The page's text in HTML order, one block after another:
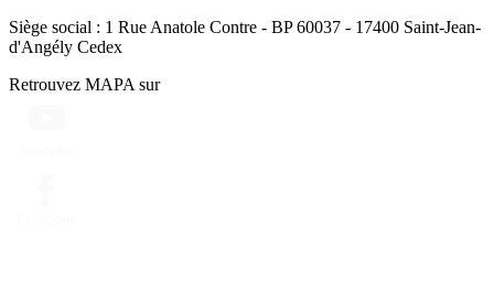
Siège social : 1 Rue Anatole Contre - BP 60037 - 17400 Saint-Jean-
d'Angély Cedex
Retrouvez MAPA sur